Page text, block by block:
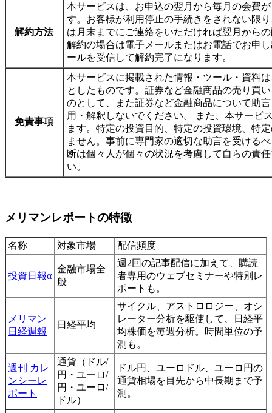
解約方法
本サービスは、お申込の翌月から毎月の会費
す。お客様が利用停止の手続きをされない限
は月末までにご連絡をいただければ翌月から
解約の場合は電子メールまたはお電話でお申
ールを受信して解約完了になります。
免責事項
本サービスに掲載された情報・ツール・資料
としたものです。証券など金融商品の売り買
のとして、また証券など金融商品について助
用・解釈しないでください。 また、本サービ
ます。特定の投資目的、特定の投資環境、特
ません。事前に専門家の適切な助言を受ける
断は個々人が個々の状況を考慮して自らの責
い。
メリマンレポートの特徴
名称 対象市場 配信頻度
投資日報α
金融市場全
般
週2回の記事配信に加えて、購読
者専用のウェブセミナーや特別レ
ポートも。
メリマン
日経週報
日経平均
サイクル、アストロロジー、オシ
レーター分析を駆使して、日経平
均株価を毎週分析。時間単位の予
測も。
週刊 カレ
ンシーレ
ポート
通貨（ドル/
円・ユーロ/
円・ユーロ/
ドル）
ドル円、ユーロドル、ユーロ円の
通貨相場を目先から中長期まで予
測。